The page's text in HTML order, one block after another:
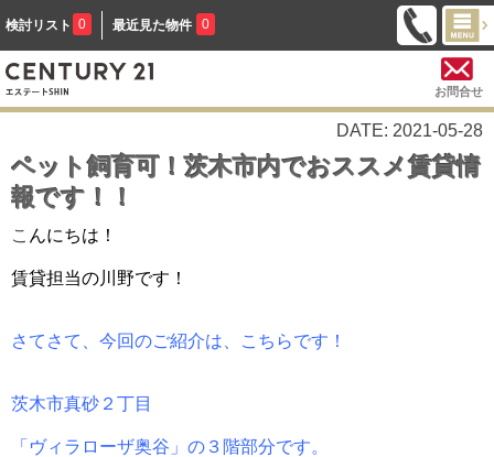
検討リスト 0 最近見た物件 0
お問合せ
DATE: 2021-05-28
ペット飼育可！茨木市内でおススメ賃貸情
報です！！
こ んにちは！
賃貸担当の川野です！
さてさて、今回のご紹介は、こちらです！
茨木市真砂２丁目
「ヴィラローザ奥谷」の３階部分です。